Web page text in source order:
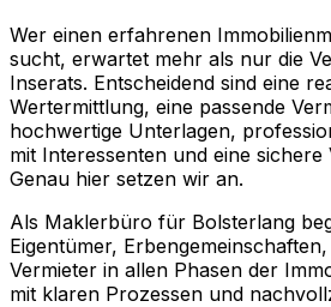
Wer einen erfahrenen
sucht, erwartet mehr als nur die
Inserats. Entscheidend sind eine
Wertermittlung, eine passende
hochwertige Unterlagen,
mit Interessenten und eine
Genau hier setzen wir an.
Als Maklerbüro für Bolsterlang
Eigentümer,
Vermieter in allen Phasen der
mit klaren Prozessen und